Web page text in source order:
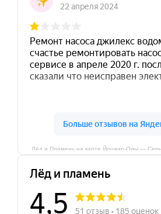
Лёд и Пламень на карте Йошкар‑Олы —